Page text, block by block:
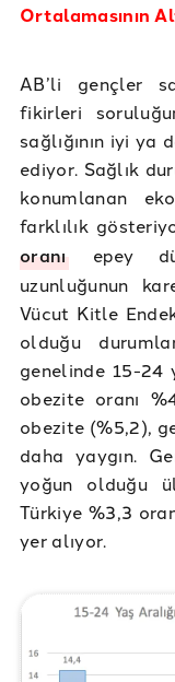
Ortalamasının
AB’li gençler
fikirleri
sağlığının iyi
ediyor. Sağlık
konumlanan
farklılık
oranıepey
uzunluğunun
Vücut Kitle
olduğu
genelinde 15-24
obezite oranı
obezite (%5,2),
daha yaygın.
yoğun olduğu
Türkiye %3,3
yer alıyor.